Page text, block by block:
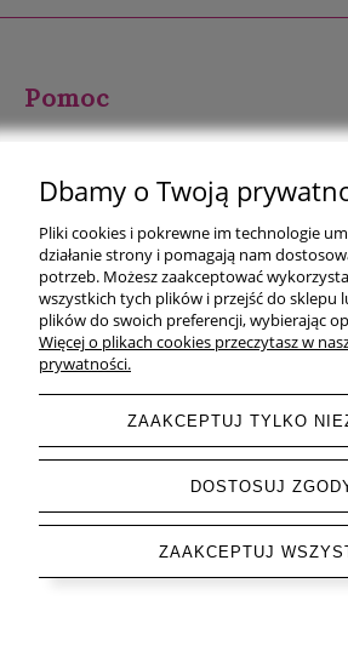
Pomoc
Płatności i dostawa
Informacje
O nas
pokaż pełną wersję
Sklep internetowy
Dbamy o Twoją
Pliki cookies i pokrewne im technologie
działanie strony i pomagają nam
potrzeb. Możesz zaakceptować
wszystkich tych plików i przejść do sklepu
plików do swoich preferencji, wybierając
Więcej o plikach cookies przeczytasz w
prywatności.
ZAAKCEPTUJ TYLKO
DOSTOSUJ
ZAAKCEPTUJ